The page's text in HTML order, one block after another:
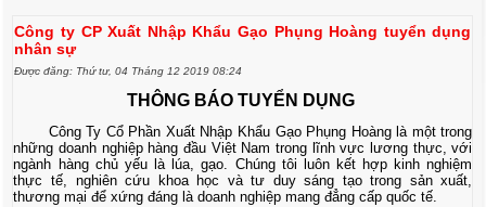
Công ty CP Xuất Nhập Khẩu Gạo Phụng Hoàng tuyển dụng
nhân sự
Được đăng: Thứ tư, 04 Tháng 12 2019 08:24
THÔNG BÁO TUYỂN DỤNG
Công Ty Cổ Phần Xuất Nhập Khẩu Gạo Phụng Hoàng là một trong
những doanh nghiệp hàng đầu Việt Nam trong lĩnh vực lương thực, với
ngành hàng chủ yếu là lúa, gạo. Chúng tôi luôn kết hợp kinh nghiệm
thực tế, nghiên cứu khoa học và tư duy sáng tạo trong sản xuất,
thương mại để xứng đáng là doanh nghiệp mang đẳng cấp quốc tế.